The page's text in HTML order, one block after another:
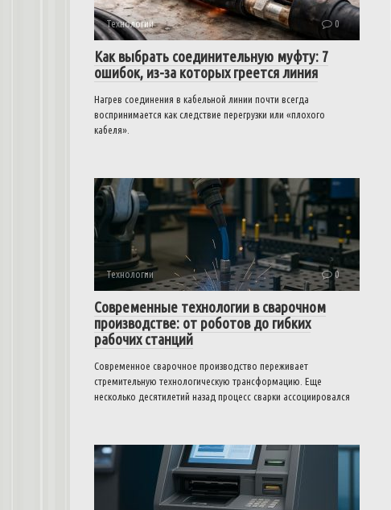
Технологии 0
Как выбрать соединительную муфту: 7
ошибок, из-за которых греется линия
Нагрев соединения в кабельной линии почти всегда
воспринимается как следствие перегрузки или «плохого
кабеля».
Технологии 0
Современные технологии в сварочном
производстве: от роботов до гибких
рабочих станций
Современное сварочное производство переживает
стремительную технологическую трансформацию. Еще
несколько десятилетий назад процесс сварки ассоциировался